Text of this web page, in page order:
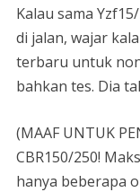
Kalau sama
di jalan, wajar
terbaru untuk
bahkan tes. Dia
(MAAF UNTUK
CBR150/250!
hanya beberapa